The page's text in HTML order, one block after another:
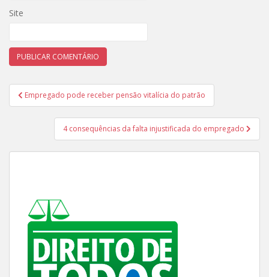
Site
Navegação
de
Empregado pode receber pensão vitalícia do patrão
4 consequências da falta injustificada do empregado